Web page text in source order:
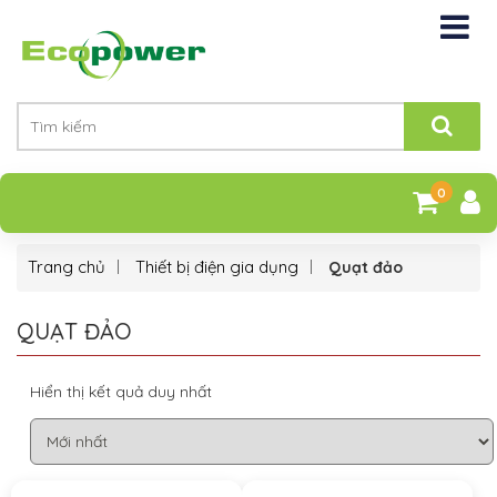
0
Trang chủ Thiết bị điện gia dụng Quạt đảo
QUẠT ĐẢO
Hiển thị kết quả duy nhất